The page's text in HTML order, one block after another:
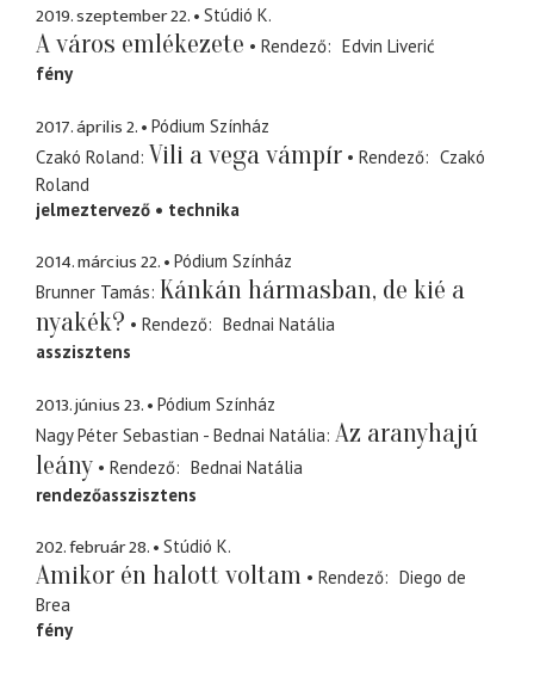
2019. szeptember 22. Stúdió K.
A város emlékezete Rendező
Edvin Liverić
fény
2017. április 2.
Pódium Színház
Czakó Roland Vili a vega vámpír Rendező
Czakó
Roland
jelmeztervező
technika
2014. március 22.
Pódium Színház
Brunner Tamás Kánkán hármasban, de kié a
nyakék?
Rendező
Bednai Natália
asszisztens
2013. június 23.
Pódium Színház
Nagy Péter Sebastian - Bednai Natália Az aranyhajú
leány
Rendező
Bednai Natália
rendezőasszisztens
202. február 28. Stúdió K.
Amikor én halott voltam Rendező
Diego de
Brea
fény